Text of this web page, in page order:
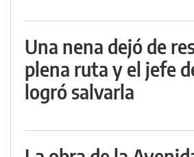
Una nena dejó de
plena ruta y el jefe
logró salvarla